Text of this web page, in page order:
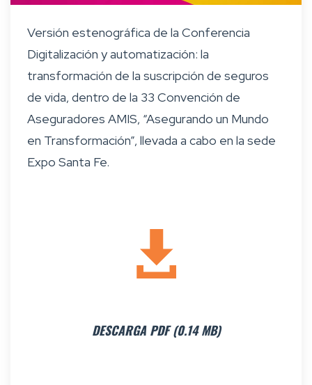
Versión estenográfica de la Conferencia
Digitalización y automatización: la
transformación de la suscripción de seguros
de vida, dentro de la 33 Convención de
Aseguradores AMIS, “Asegurando un Mundo
en Transformación”, llevada a cabo en la sede
Expo Santa Fe.
DESCARGA PDF (0.14 MB)